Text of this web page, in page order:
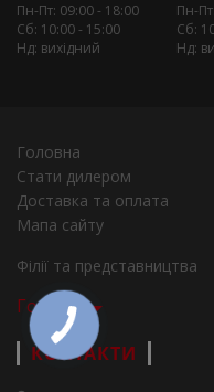
Пн-Пт: 09:00 - 18:00
Сб: 10:00 - 15:00
Нд: вихідний
Пн-
Сб:
Нд:
Головна
Стати дилером
Доставка та оплата
Мапа сайту
Філії та представництва
Города
КОНТАКТИ